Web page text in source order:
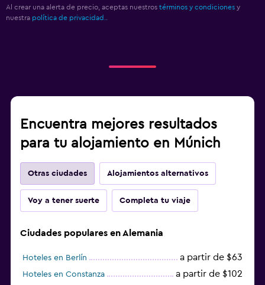
Al crear una alerta de precio, aceptas nuestros términos y condiciones y
nuestra política de privacidad.
Encuentra mejores resultados
para tu alojamiento en Múnich
Otras ciudades Alojamientos alternativos
Voy a tener suerte Completa tu viaje
Ciudades populares en Alemania
Hoteles en Berlín a partir de $63
Hoteles en Constanza a partir de $102